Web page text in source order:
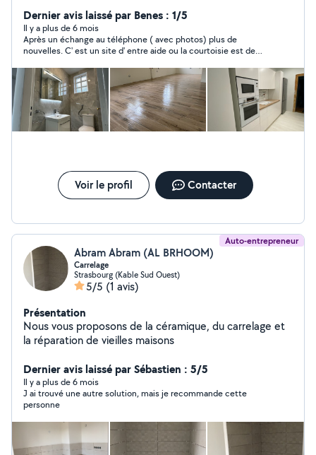
mur, pose de plaques de plâtre, montage de meuble et
de cuisine, fixation de lustre, plafonnier, tringle à
rideaux, robinetterie, etc...
Dernier avis laissé par Benes : 1/5
Il y a plus de 6 mois
Après un échange au téléphone ( avec photos) plus de
nouvelles. C' est un site d' entre aide ou la courtoisie est de
Voir le profil Contacter
Auto-entrepreneur
Abram Abram (AL BRHOOM)
Carrelage
Strasbourg (Kable Sud Ouest)
5/5 (1 avis)
Présentation
Nous vous proposons de la céramique, du carrelage et
la réparation de vieilles maisons
Dernier avis laissé par Sébastien : 5/5
Il y a plus de 6 mois
J ai trouvé une autre solution, mais je recommande cette
personne